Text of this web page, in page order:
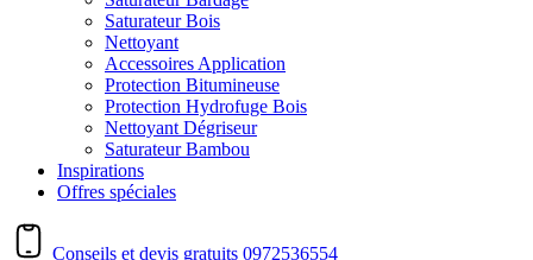
Saturateur Bois
Nettoyant
Accessoires Application
Protection Bitumineuse
Protection Hydrofuge Bois
Nettoyant Dégriseur
Saturateur Bambou
Inspirations
Offres spéciales
Conseils et devis gratuits 0972536554